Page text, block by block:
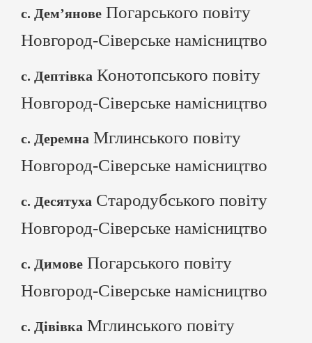
с. Дем’янове Погарського повіту
Новгород-Сіверське намісництво
с. Дептівка Конотопського повіту
Новгород-Сіверське намісництво
с. Деремна Мглинського повіту
Новгород-Сіверське намісництво
с. Десятуха Стародубського повіту
Новгород-Сіверське намісництво
с. Димове Погарського повіту
Новгород-Сіверське намісництво
с. Дівівка Мглинського повіту